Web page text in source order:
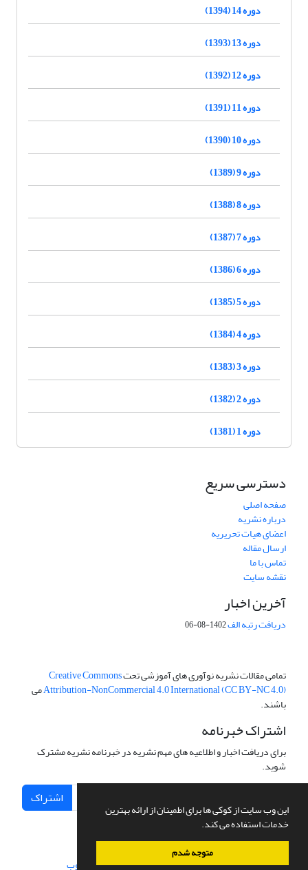
این وب سایت از کوکی ها برای اطمینان از ارائه بهترین
خدمات استفاده می کند.
متوجه شدم
دوره 14 (1394)
دوره 13 (1393)
دوره 12 (1392)
دوره 11 (1391)
دوره 10 (1390)
دوره 9 (1389)
دوره 8 (1388)
دوره 7 (1387)
دوره 6 (1386)
دوره 5 (1385)
دوره 4 (1384)
دوره 3 (1383)
دوره 2 (1382)
دوره 1 (1381)
دسترسی سریع
صفحه اصلی
درباره نشریه
اعضای هیات تحریریه
ارسال مقاله
تماس با ما
نقشه سایت
آخرین اخبار
دریافت رتبه الف1402-08-06
تمامی مقالات نشریه نوآوری های آموزشی تحتCreative Commons
Attribution-NonCommercial 4.0 International (CC BY-NC 4.0)می
باشند.
اشتراک خبرنامه
برای دریافت اخبار و اطلاعیه های مهم نشریه در خبرنامه نشریه مشترک
شوید.
اشتراک
سامانه مدیریت نشریات علمی.طراحی و پیاده سازی از سیناوب